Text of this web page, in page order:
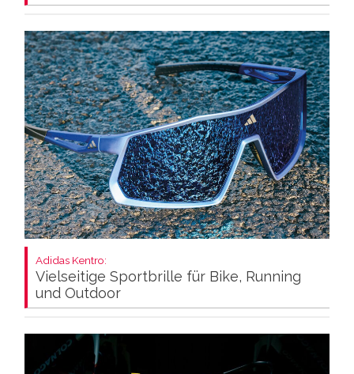
Adidas Kentro:
Vielseitige Sportbrille für Bike, Running
und Outdoor